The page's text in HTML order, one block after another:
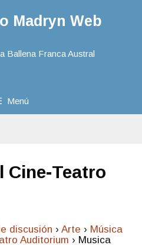
Madryn Web
Ballena Franca Austral
Menú
Cine-Teatro
discusión › Arte › Música
Auditorium › Musica